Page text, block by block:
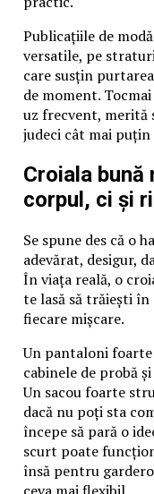
Publicațiile de
versatile, pe
care susțin
de moment.
uz frecvent, merită
judeci cât mai
Croiala bună
corpul, ci și
Se spune des că o
adevărat, desigur,
În viața reală, o
te lasă să trăiești în
fiecare mișcare.
Un pantaloni
cabinele de probă
Un sacou foarte
dacă nu poți sta
începe să pară o
scurt poate
însă pentru